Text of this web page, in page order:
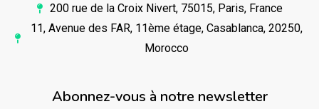
200 rue de la Croix Nivert, 75015, Paris, France
11, Avenue des FAR, 11ème étage, Casablanca, 20250,
Morocco
Abonnez-vous à notre newsletter